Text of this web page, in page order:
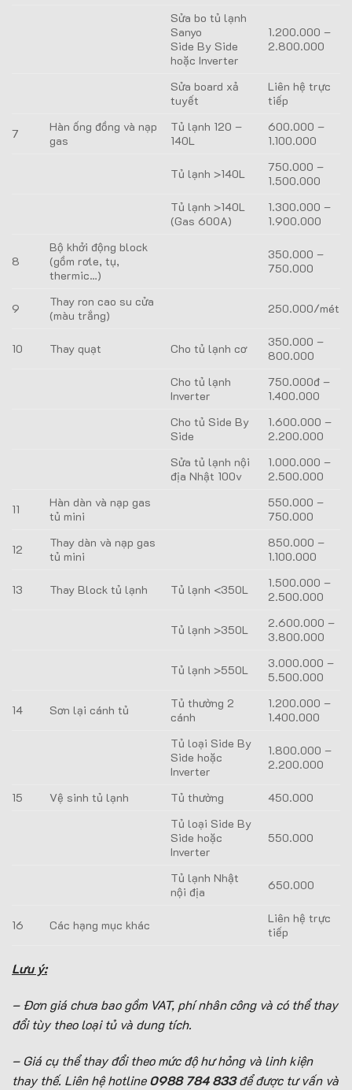
Sửa bo tủ lạnh
Sanyo
Side By Side
hoặc Inverter
1.200.000 –
2.800.000
Sửa board xả
tuyết
Liên hệ trực
tiếp
7
Hàn ống đồng và nạp
gas
Tủ lạnh 120 –
140L
600.000 –
1.100.000
Tủ lạnh >140L
750.000 –
1.500.000
Tủ lạnh >140L
(Gas 600A)
1.300.000 –
1.900.000
8
Bộ khởi động block
(gồm rơle, tụ,
thermic…)
350.000 –
750.000
9
Thay ron cao su cửa
(màu trắng)
250.000/mét
10 Thay quạt Cho tủ lạnh cơ
350.000 –
800.000
Cho tủ lạnh
Inverter
750.000đ –
1.400.000
Cho tủ Side By
Side
1.600.000 –
2.200.000
Sửa tủ lạnh nội
địa Nhật 100v
1.000.000 –
2.500.000
11
Hàn dàn và nạp gas
tủ mini
550.000 –
750.000
12
Thay dàn và nạp gas
tủ mini
850.000 –
1.100.000
13 Thay Block tủ lạnh Tủ lạnh <350L
1.500.000 –
2.500.000
Tủ lạnh >350L
2.600.000 –
3.800.000
Tủ lạnh >550L
3.000.000 –
5.500.000
14 Sơn lại cánh tủ
Tủ thường 2
cánh
1.200.000 –
1.400.000
Tủ loại Side By
Side hoặc
Inverter
1.800.000 –
2.200.000
15 Vệ sinh tủ lạnh Tủ thường
450.000
Tủ loại Side By
Side hoặc
Inverter
550.000
Tủ lạnh Nhật
nội địa
650.000
16 Các hạng mục khác
Liên hệ trực
tiếp
Lưu ý:
– Đơn giá chưa bao gồm VAT, phí nhân công và có thể thay
đổi tùy theo loại tủ và dung tích.
– Giá cụ thể thay đổi theo mức độ hư hỏng và linh kiện
thay thế. Liên hệ hotline0988 784 833để được tư vấn và